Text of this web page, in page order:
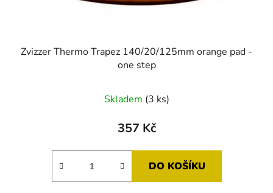
Zvizzer Thermo Trapez 140/20/125mm orange pad -
one step
Skladem (3 ks)
357 Kč
DO KOŠÍKU